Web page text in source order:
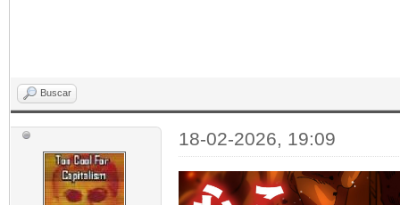
Buscar
18-02-2026, 19:09